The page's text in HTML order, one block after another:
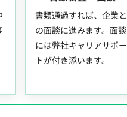
書類通過すれば、企業と
の面談に進みます。面談
には弊社キャリアサポー
トが付き添います。